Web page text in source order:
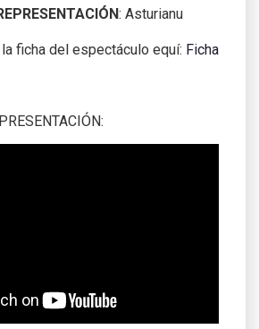
: Asturianu
ficha del espectáculo equí: Ficha